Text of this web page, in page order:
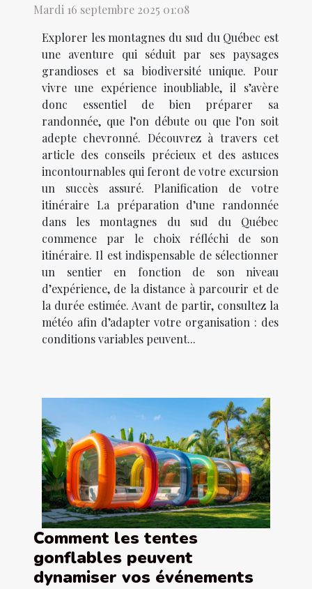
Mardi 16 septembre 2025 01:08
Explorer les montagnes du sud du Québec est
une aventure qui séduit par ses paysages
grandioses et sa biodiversité unique. Pour
vivre une expérience inoubliable, il s’avère
donc essentiel de bien préparer sa
randonnée, que l’on débute ou que l’on soit
adepte chevronné. Découvrez à travers cet
article des conseils précieux et des astuces
incontournables qui feront de votre excursion
un succès assuré. Planification de votre
itinéraire La préparation d’une randonnée
dans les montagnes du sud du Québec
commence par le choix réfléchi de son
itinéraire. Il est indispensable de sélectionner
un sentier en fonction de son niveau
d’expérience, de la distance à parcourir et de
la durée estimée. Avant de partir, consultez la
météo afin d’adapter votre organisation : des
conditions variables peuvent...
Comment les tentes
gonflables peuvent
dynamiser vos événements